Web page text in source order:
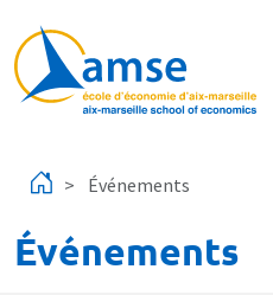
Événements
Événements